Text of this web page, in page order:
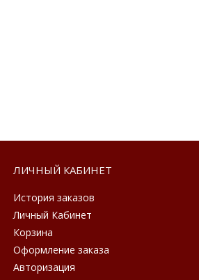
ЛИЧНЫЙ КАБИНЕТ
История заказов
Личный Кабинет
Корзина
Оформление заказа
Авторизация